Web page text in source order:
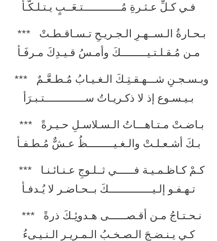
فـي كـلِّ عـثـرةِ مُـــــــــــــتـعَــبٍ يـتـلـكَّـأ
بـحـارةُ الـســهـرِ الـجـريـحِ تـسـاقـطـتْ ***
مـن مُـقـلـتـيـــــــــكَ وأمـسُ قـيـدِكَ مـرفَـأ
وبـسـجـنِ شـــهـقـتِـكَ الـغـيـابُ مُـطـعَّـمٌ ***
بـيـسـوع إذ لا ذكـريـاتُ ســــــــــــــتـبـرَأ
بـاضـتْ مـتـاهـــاتُ الـسـلاسـلِ حـيـرةً ***
بـكَ أشـعـلـتْ والـغـيـــــــــظُ عـشٌّ مُـطـفـأ
كـمْ كـاظـمـيـة فــــــي ثــلـوجِ عـنـائـنـا ***
تـهـفـو إلـيـــــــــــــــكَ بــحـاضـر لا يُـدفـأ
نـحـتـاجُ مـن أقـصــــــى هـدوئِـكَ ذرةً ***
كـي يـنـضـجَ الـصـخـبُ الـمـريـر الـنـيـىءُ